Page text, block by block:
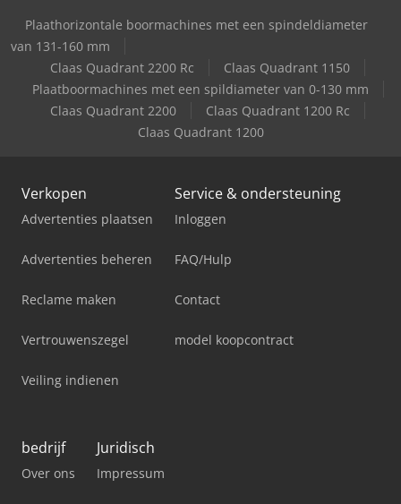
Plaathorizontale boormachines met een spindeldiameter
van 131-160 mm
Claas Quadrant 2200 Rc
Claas Quadrant 1150
Plaatboormachines met een spildiameter van 0-130 mm
Claas Quadrant 2200
Claas Quadrant 1200 Rc
Claas Quadrant 1200
Verkopen
Advertenties plaatsen
Advertenties beheren
Reclame maken
Vertrouwenszegel
Veiling indienen
Service & ondersteuning
Inloggen
FAQ/Hulp
Contact
model koopcontract
bedrijf
Over ons
Juridisch
Impressum